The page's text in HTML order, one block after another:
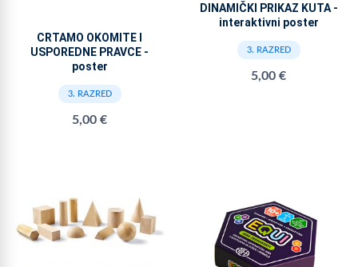
CRTAMO OKOMITE I
USPOREDNE PRAVCE -
poster
3. RAZRED
5,00 €
DINAMIČKI PRIKAZ KUTA -
interaktivni poster
3. RAZRED
5,00 €